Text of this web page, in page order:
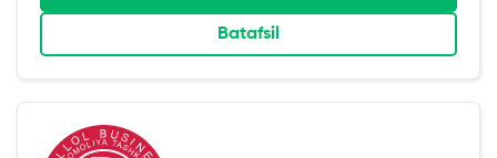
Batafsil